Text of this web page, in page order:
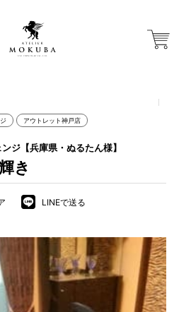
舗から探す
MOKUBA HOME
て
アウトレット神戸店
き
ジ【兵庫県・ぬるたん様】
LINEで送る